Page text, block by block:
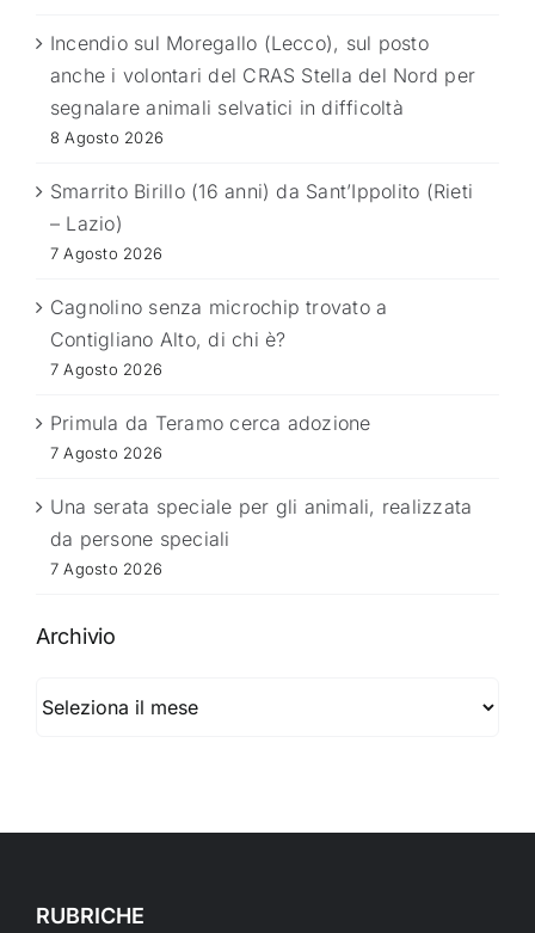
Incendio sul Moregallo (Lecco), sul posto
anche i volontari del CRAS Stella del Nord per
segnalare animali selvatici in difficoltà
8 Agosto 2026
Smarrito Birillo (16 anni) da Sant’Ippolito (Rieti
– Lazio)
7 Agosto 2026
Cagnolino senza microchip trovato a
Contigliano Alto, di chi è?
7 Agosto 2026
Primula da Teramo cerca adozione
7 Agosto 2026
Una serata speciale per gli animali, realizzata
da persone speciali
7 Agosto 2026
Archivio
RUBRICHE